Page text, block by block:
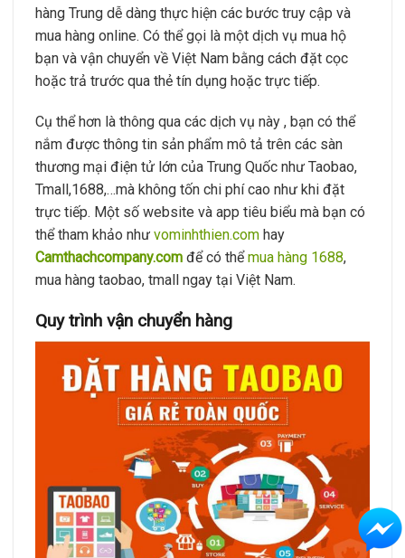
hàng Trung dễ dàng thực hiện các bước truy cập và
mua hàng online. Có thể gọi là một dịch vụ mua hộ
bạn và vận chuyển về Việt Nam bằng cách đặt cọc
hoặc trả trước qua thẻ tín dụng hoặc trực tiếp.
Cụ thể hơn là thông qua các dịch vụ này , bạn có thể
nắm được thông tin sản phẩm mô tả trên các sàn
thương mại điện tử lớn của Trung Quốc như Taobao,
Tmall,1688,…mà không tốn chi phí cao như khi đặt
trực tiếp. Một số website và app tiêu biểu mà bạn có
thể tham khảo như vominhthien.com hay
Camthachcompany.com để có thểmua hàng 1688,
mua hàng taobao, tmall ngay tại Việt Nam.
Quy trình vận chuyển hàng